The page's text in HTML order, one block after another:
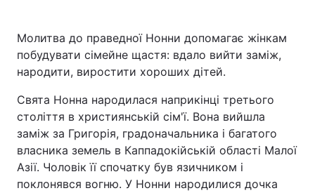
Україна Політика
Економіка Світ
Спорт Наука
Молитва до праведної Нонни допомагає жінкам
побудувати сімейне щастя: вдало вийти заміж,
народити, виростити хороших дітей.
Свята Нонна народилася наприкінці третього
століття в християнській сім'ї. Вона вийшла
заміж за Григорія, градоначальника і багатого
власника земель в Каппадокійській області Малої
Азії. Чоловік її спочатку був язичником і
поклонявся вогню. У Нонни народилися дочка